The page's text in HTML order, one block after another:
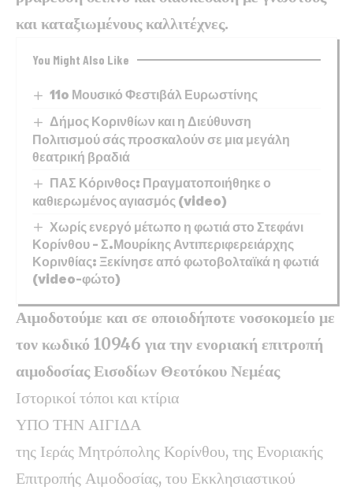
και καταξιωμένους καλλιτέχνες.
You Might Also Like
11o Μουσικό Φεστιβάλ Ευρωστίνης
Δήμος Κορινθίων και η Διεύθυνση
Πολιτισμού σάς προσκαλούν σε μια μεγάλη
θεατρική βραδιά
ΠΑΣ Κόρινθος: Πραγματοποιήθηκε ο
καθιερωμένος αγιασμός (video)
Χωρίς ενεργό μέτωπο η φωτιά στο Στεφάνι
Κορίνθου – Σ.Μουρίκης Αντιπεριφερειάρχης
Κορινθίας: Ξεκίνησε από φωτοβολταϊκά η φωτιά
(video-φώτο)
Αιμοδοτούμε και σε οποιοδήποτε νοσοκομείο με
τον κωδικό 10946 για την ενοριακή επιτροπή
αιμοδοσίας Εισοδίων Θεοτόκου Νεμέας
Ιστορικοί τόποι και κτίρια
ΥΠΟ ΤΗΝ ΑΙΓΙΔΑ
της Ιεράς Μητρόπολης Κορίνθου, της Ενοριακής
Επιτροπής Αιμοδοσίας, του Εκκλησιαστικού